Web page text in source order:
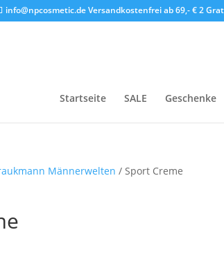
info@npcosmetic.de Versandkostenfrei ab 69,- € 2
Startseite SALE Geschenke
Männerwelten / Sport Creme